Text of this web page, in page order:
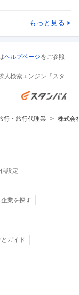
もっと見る
ヘルプページをご参照
人検索エンジン「スタ
行・旅行代理業 株式会
設定
業を探す
とガイド